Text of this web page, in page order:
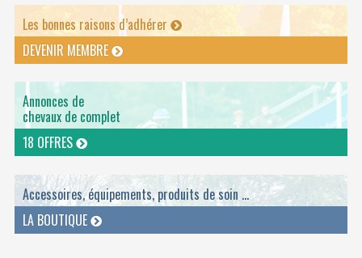
Les bonnes raisons d’adhérer
DEVENIR MEMBRE
Annonces de
chevaux de complet
18 OFFRES
Accessoires, équipements, produits de soin ...
LA BOUTIQUE